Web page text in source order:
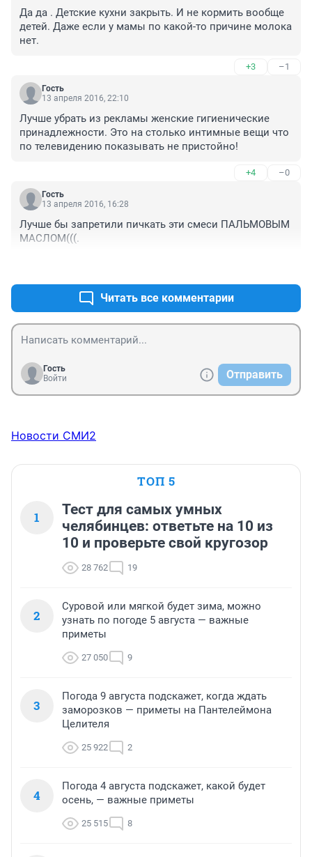
Да да . Детские кухни закрыть. И не кормить вообще
детей. Даже если у мамы по какой-то причине молока
нет.
+3 –1
Гость
13 апреля 2016, 22:10
Лучше убрать из рекламы женские гигиенические
принадлежности. Это на столько интимные вещи что
по телевидению показывать не пристойно!
+4 –0
Гость
13 апреля 2016, 16:28
Лучше бы запретили пичкать эти смеси ПАЛЬМОВЫМ
МАСЛОМ(((.
Читать все комментарии
Гость
Войти
Отправить
Новости СМИ2
ТОП 5
1
Тест для самых умных
челябинцев: ответьте на 10 из
10 и проверьте свой кругозор
28 762 19
2
Суровой или мягкой будет зима, можно
узнать по погоде 5 августа — важные
приметы
27 050 9
3
Погода 9 августа подскажет, когда ждать
заморозков — приметы на Пантелеймона
Целителя
25 922 2
4
Погода 4 августа подскажет, какой будет
осень, — важные приметы
25 515 8